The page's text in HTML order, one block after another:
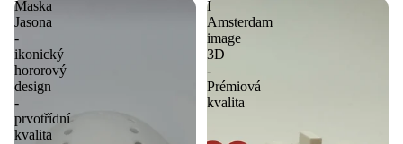
Maska
Jasona
-
ikonický
hororový
design
-
prvotřídní
kvalita
I
Amsterdam
image
3D
-
Prémiová
kvalita